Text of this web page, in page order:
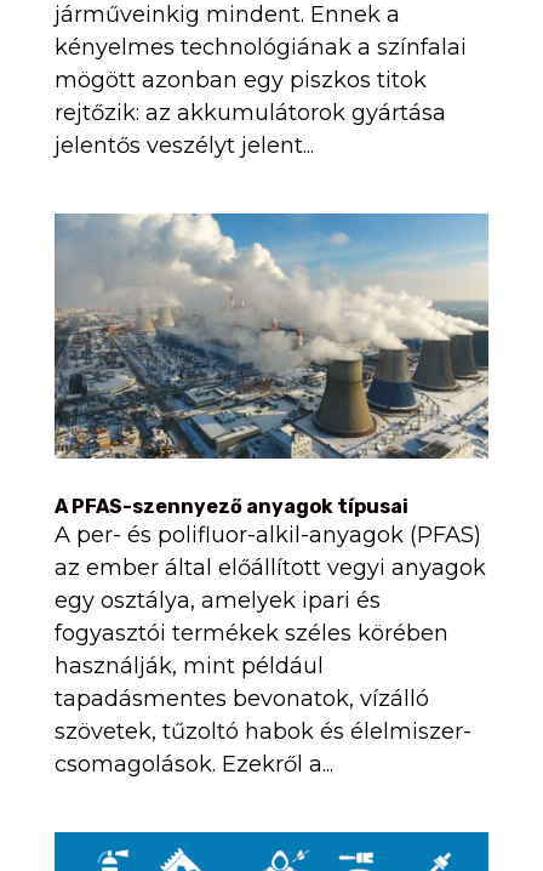
járműveinkig mindent. Ennek a
kényelmes technológiának a színfalai
mögött azonban egy piszkos titok
rejtőzik: az akkumulátorok gyártása
jelentős veszélyt jelent...
A PFAS-szennyező anyagok típusai
A per- és polifluor-alkil-anyagok (PFAS)
az ember által előállított vegyi anyagok
egy osztálya, amelyek ipari és
fogyasztói termékek széles körében
használják, mint például
tapadásmentes bevonatok, vízálló
szövetek, tűzoltó habok és élelmiszer-
csomagolások. Ezekről a...